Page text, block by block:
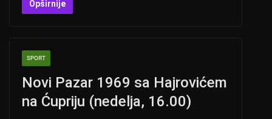
at
A
p
p
er
o
k
Opširnije
SPORT
Novi Pazar 1969 sa Hajrovićem
na Ćupriju (nedelja, 16.00)